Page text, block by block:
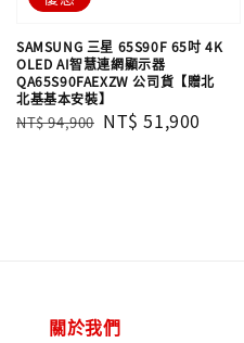
SAMSUNG 三星 65S90F 65吋 4K
OLED AI智慧連網顯示器
QA65S90FAEXZW 公司貨【贈北
北基基本安裝】
Regular
NT$ 94,900 Sale
NT$ 51,900
關於我們